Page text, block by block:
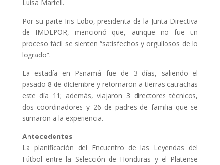
Luisa Martell.
Por su parte Iris Lobo, presidenta de la Junta Directiva
de IMDEPOR, mencionó que, aunque no fue un
proceso fácil se sienten “satisfechos y orgullosos de lo
logrado”.
La estadía en Panamá fue de 3 días, saliendo el
pasado 8 de diciembre y retornaron a tierras catrachas
este día 11; además, viajaron 3 directores técnicos,
dos coordinadores y 26 de padres de familia que se
sumaron a la experiencia.
Antecedentes
La planificación del Encuentro de las Leyendas del
Fútbol entre la Selección de Honduras y el Platense